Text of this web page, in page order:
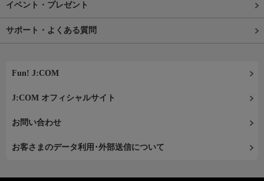
イベント・プレゼント
サポート・よくある質問
Fun! J:COM
J:COM オフィシャルサイト
お問い合わせ
お客さまのデータ利用･外部送信について